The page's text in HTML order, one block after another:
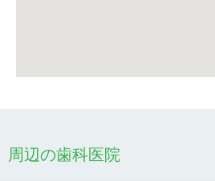
周辺の歯科医院